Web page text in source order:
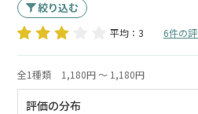
絞り込む
平均：3 6件の
全1種類 1,180円 ～ 1,180円
評価の分布